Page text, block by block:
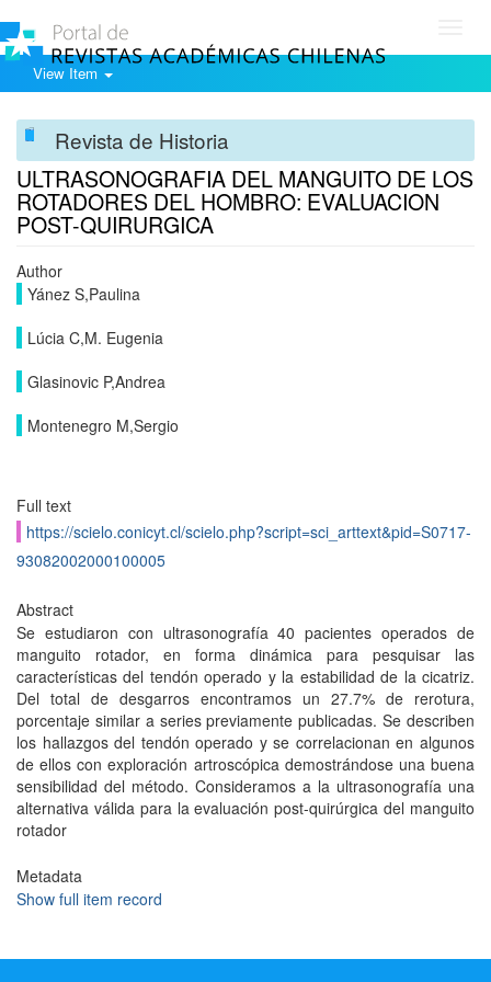
View Item
Revista de Historia
ULTRASONOGRAFIA DEL MANGUITO DE LOS
ROTADORES DEL HOMBRO: EVALUACION
POST-QUIRURGICA
Author
Yánez S,Paulina
Lúcia C,M. Eugenia
Glasinovic P,Andrea
Montenegro M,Sergio
Full text
https://scielo.conicyt.cl/scielo.php?script=sci_arttext&pid=S0717-
93082002000100005
Abstract
Se estudiaron con ultrasonografía 40 pacientes operados de
manguito rotador, en forma dinámica para pesquisar las
características del tendón operado y la estabilidad de la cicatriz.
Del total de desgarros encontramos un 27.7% de rerotura,
porcentaje similar a series previamente publicadas. Se describen
los hallazgos del tendón operado y se correlacionan en algunos
de ellos con exploración artroscópica demostrándose una buena
sensibilidad del método. Consideramos a la ultrasonografía una
alternativa válida para la evaluación post-quirúrgica del manguito
rotador
Metadata
Show full item record